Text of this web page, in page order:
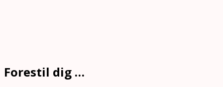
Forestil dig …